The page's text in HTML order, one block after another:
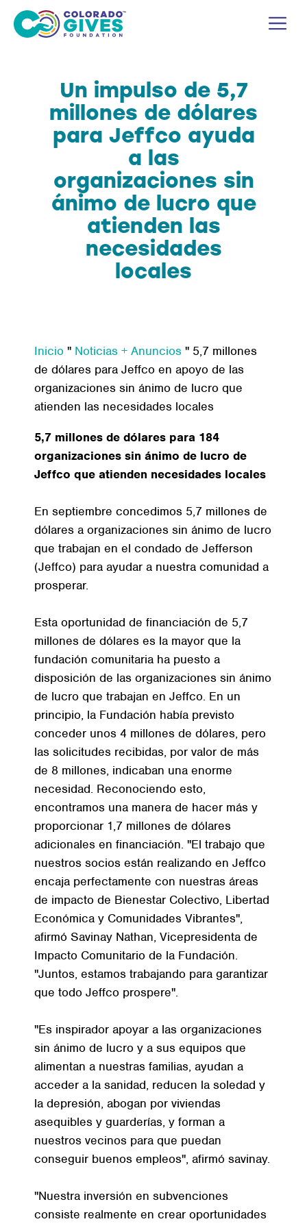
Un impulso de 5,7
millones de dólares
para Jeffco ayuda
a las
organizaciones sin
ánimo de lucro que
atienden las
necesidades
locales
Inicio " Noticias + Anuncios " 5,7 millones
de dólares para Jeffco en apoyo de las
organizaciones sin ánimo de lucro que
atienden las necesidades locales
5,7 millones de dólares para 184
organizaciones sin ánimo de lucro de
Jeffco que atienden necesidades locales
En septiembre concedimos 5,7 millones de
dólares a organizaciones sin ánimo de lucro
que trabajan en el condado de Jefferson
(Jeffco) para ayudar a nuestra comunidad a
prosperar.
Esta oportunidad de financiación de 5,7
millones de dólares es la mayor que la
fundación comunitaria ha puesto a
disposición de las organizaciones sin ánimo
de lucro que trabajan en Jeffco. En un
principio, la Fundación había previsto
conceder unos 4 millones de dólares, pero
las solicitudes recibidas, por valor de más
de 8 millones, indicaban una enorme
necesidad. Reconociendo esto,
encontramos una manera de hacer más y
proporcionar 1,7 millones de dólares
adicionales en financiación. "El trabajo que
nuestros socios están realizando en Jeffco
encaja perfectamente con nuestras áreas
de impacto de Bienestar Colectivo, Libertad
Económica y Comunidades Vibrantes",
afirmó Savinay Nathan, Vicepresidenta de
Impacto Comunitario de la Fundación.
"Juntos, estamos trabajando para garantizar
que todo Jeffco prospere".
"Es inspirador apoyar a las organizaciones
sin ánimo de lucro y a sus equipos que
alimentan a nuestras familias, ayudan a
acceder a la sanidad, reducen la soledad y
la depresión, abogan por viviendas
asequibles y guarderías, y forman a
nuestros vecinos para que puedan
conseguir buenos empleos", afirmó savinay.
"Nuestra inversión en subvenciones
consiste realmente en crear oportunidades